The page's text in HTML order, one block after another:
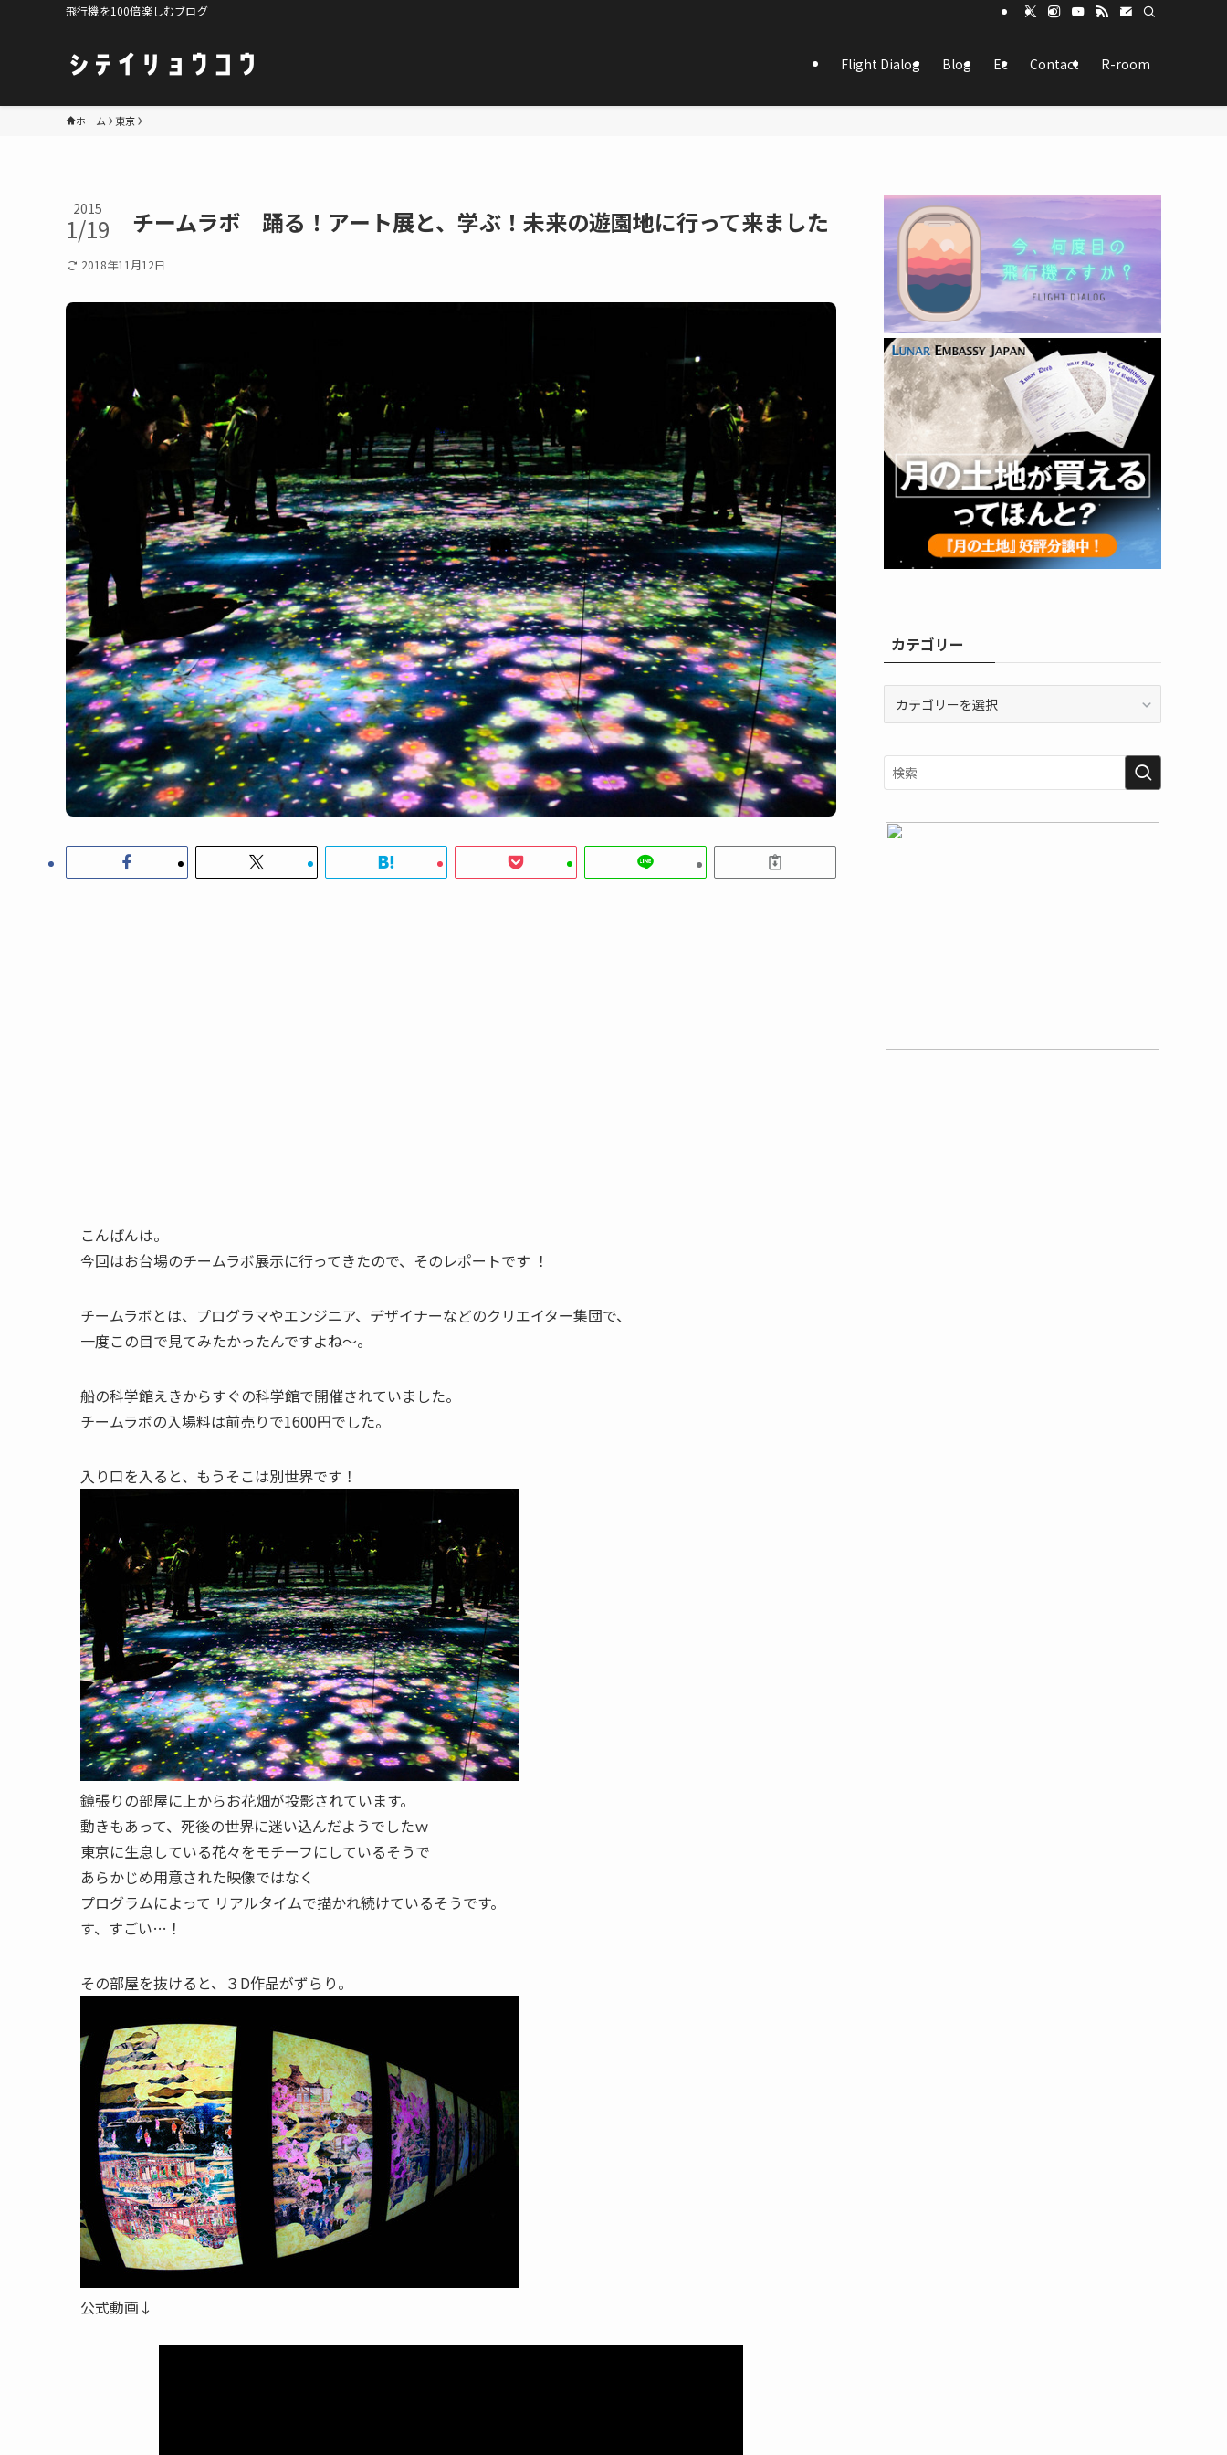
飛行機を100倍楽しむブログ
Flight Dialog Blog Ec Contact R-room
ホーム 東京
チームラボ 踊る！アート展と、学ぶ！未来の遊園地に行って来ました
2015
1/19
2018年11月12日
こんばんは。
今回はお台場のチームラボ展示に行ってきたので、そのレポートです ！
チームラボとは、プログラマやエンジニア、デザイナーなどのクリエイター集団で、
一度この目で見てみたかったんですよね～。
船の科学館えきからすぐの科学館で開催されていました。
チームラボの入場料は前売りで1600円でした。
入り口を入ると、もうそこは別世界です！
鏡張りの部屋に上からお花畑が投影されています。
動きもあって、死後の世界に迷い込んだようでしたｗ
東京に生息している花々をモチーフにしているそうで
あらかじめ用意された映像ではなく
プログラムによって リアルタイムで描かれ続けているそうです。
す、すごい…！
その部屋を抜けると、３D作品がずらり。
公式動画↓
カテゴリー
リ
ー